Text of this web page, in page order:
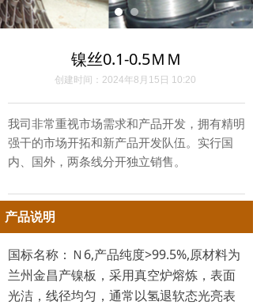
镍丝0.1-0.5ＭＭ
创建时间： 2024年8月15日 10:20
我司非常重视市场需求和产品开发，拥有精明
强干的市场开拓和新产品开发队伍。实行国
内、国外，两条线分开独立销售。
国标名称：Ｎ6,产品纯度>99.5%,原材料为
兰州金昌产镍板，采用真空炉熔炼，表面
光洁，线径均匀，通常以氢退软态光亮表
产品说明